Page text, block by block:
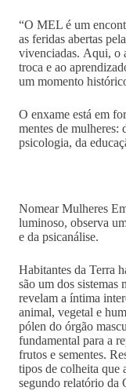
“O MEL é um
as feridas abertas
vivenciadas. Aqui, o
troca e ao
um momento
O enxame está em
mentes de
psicologia, da
Nomear Mulheres
luminoso, observa
e da psicanálise.
Habitantes da Terra
são um dos sistemas
revelam a íntima
animal, vegetal e
pólen do órgão
fundamental para a
frutos e sementes.
tipos de colheita que
segundo relatório da